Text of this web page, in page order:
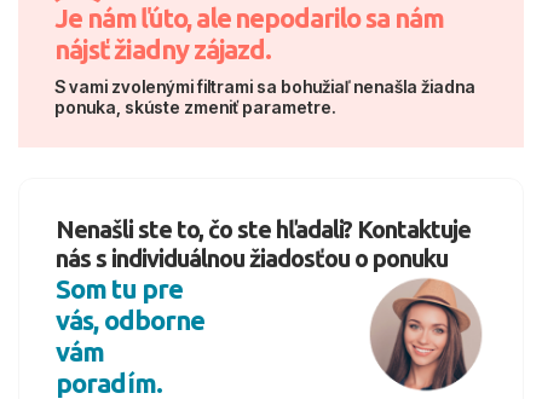
Je nám ľúto, ale nepodarilo sa nám
nájsť žiadny zájazd.
S vami zvolenými filtrami sa bohužiaľ nenašla žiadna
ponuka, skúste zmeniť parametre.
Nenašli ste to, čo ste hľadali? Kontaktuje
nás s individuálnou žiadosťou o ponuku
Som tu pre
vás, odborne
vám
poradím.